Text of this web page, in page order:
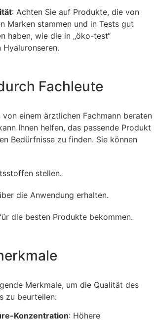
: Achten Sie auf Produkte, die von
Marken stammen und in Tests gut
haben, wie die in „öko-test“
Hyaluronseren.
Fachleute
von einem ärztlichen Fachmann beraten
Ihnen helfen, das passende Produkt
Bedürfnisse zu finden. Sie können
stellen.
die Anwendung erhalten.
die besten Produkte bekommen.
Merkmale, um die Qualität des
zu beurteilen:
Konzentration: Höhere